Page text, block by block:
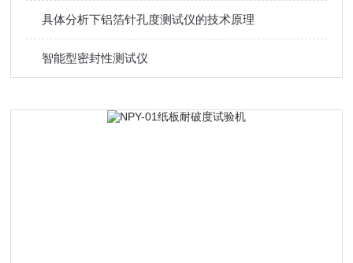
具体分析下铝箔针孔度测试仪的技术原理
智能型密封性测试仪